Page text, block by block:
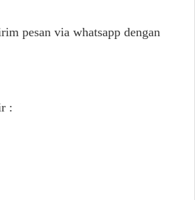
pesan via whatsapp dengan
: